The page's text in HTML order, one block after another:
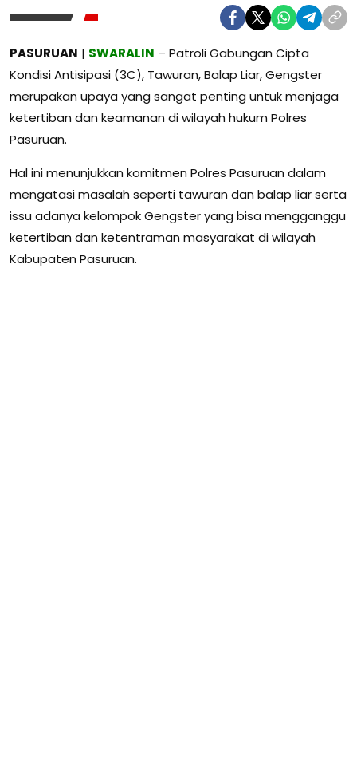
PASURUAN | SWARALIN – Patroli Gabungan Cipta
Kondisi Antisipasi (3C), Tawuran, Balap Liar, Gengster
merupakan upaya yang sangat penting untuk menjaga
ketertiban dan keamanan di wilayah hukum Polres
Pasuruan.
Hal ini menunjukkan komitmen Polres Pasuruan dalam
mengatasi masalah seperti tawuran dan balap liar serta
issu adanya kelompok Gengster yang bisa mengganggu
ketertiban dan ketentraman masyarakat di wilayah
Kabupaten Pasuruan.